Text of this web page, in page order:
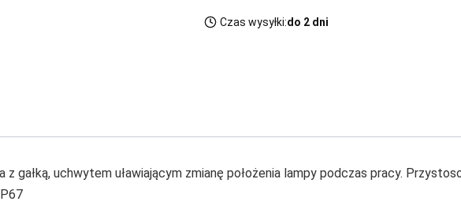
Czas wysyłki:do 2 dni
z gałką, uchwytem uławiającym zmianę położenia lampy podczas pracy.